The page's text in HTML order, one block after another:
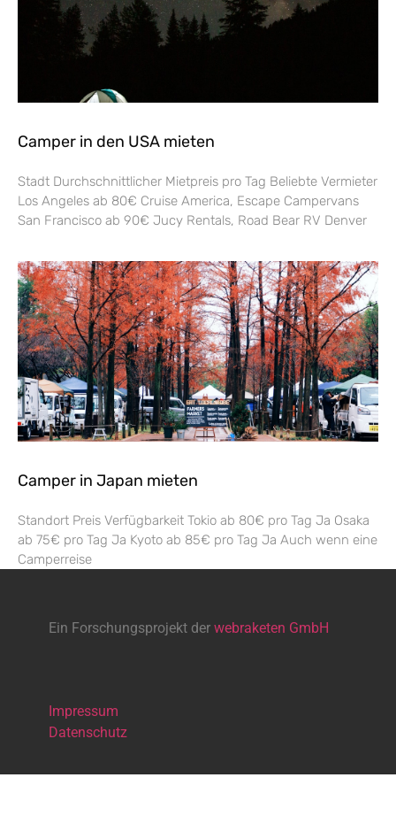
Camper in den USA mieten
Stadt Durchschnittlicher Mietpreis pro Tag Beliebte Vermieter
Los Angeles ab 80€ Cruise America, Escape Campervans
San Francisco ab 90€ Jucy Rentals, Road Bear RV Denver
Camper in Japan mieten
Standort Preis Verfügbarkeit Tokio ab 80€ pro Tag Ja Osaka
ab 75€ pro Tag Ja Kyoto ab 85€ pro Tag Ja Auch wenn eine
Camperreise
Ein Forschungsprojekt der webraketen GmbH
Impressum
Datenschutz